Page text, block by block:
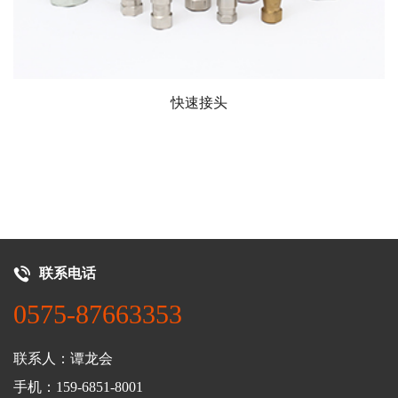
快速接头
联系电话
0575-87663353
联系人：谭龙会
手机：159-6851-8001